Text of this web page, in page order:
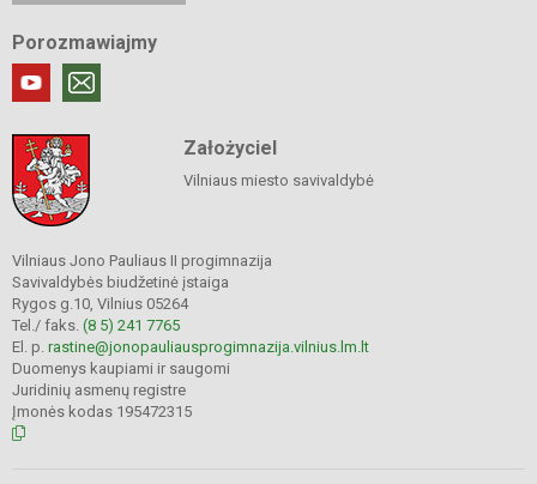
Porozmawiajmy
Założyciel
Vilniaus miesto savivaldybė
Vilniaus Jono Pauliaus II progimnazija
Savivaldybės biudžetinė įstaiga
Rygos g.10, Vilnius 05264
Tel./ faks. (8 5) 241 7765
El. p. rastine@jonopauliausprogimnazija.vilnius.lm.lt
Duomenys kaupiami ir saugomi
Juridinių asmenų registre
Įmonės kodas 195472315